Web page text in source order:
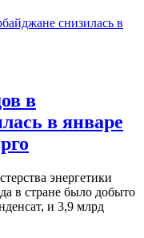
в
в январе
энергетики
в стране было добыто
и 3,9 млрд